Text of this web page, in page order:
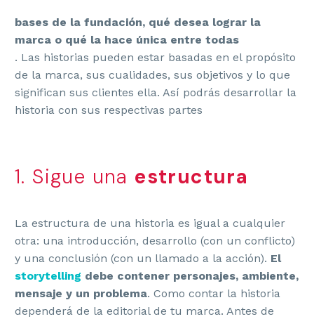
bases de la fundación, qué desea lograr la
marca o qué la hace única entre todas
. Las historias pueden estar basadas en el propósito
de la marca, sus cualidades, sus objetivos y lo que
significan sus clientes ella. Así podrás desarrollar la
historia con sus respectivas partes
1. Sigue una estructura
La estructura de una historia es igual a cualquier
otra: una introducción, desarrollo (con un conflicto)
y una conclusión (con un llamado a la acción). El
storytelling debe contener personajes, ambiente,
mensaje y un problema. Como contar la historia
dependerá de la editorial de tu marca. Antes de